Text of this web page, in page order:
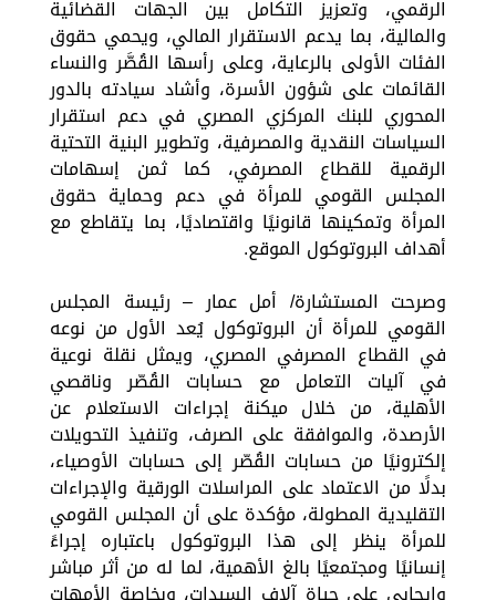
الرقمي، وتعزيز التكامل بين الجهات القضائية
والمالية، بما يدعم الاستقرار المالي، ويحمي حقوق
الفئات الأولى بالرعاية، وعلى رأسها القُصَّر والنساء
القائمات على شؤون الأسرة، وأشاد سيادته بالدور
المحوري للبنك المركزي المصري في دعم استقرار
السياسات النقدية والمصرفية، وتطوير البنية التحتية
الرقمية للقطاع المصرفي، كما ثمن إسهامات
المجلس القومي للمرأة في دعم وحماية حقوق
المرأة وتمكينها قانونيًا واقتصاديًا، بما يتقاطع مع
أهداف البروتوكول الموقع.
وصرحت المستشارة/ أمل عمار – رئيسة المجلس
القومي للمرأة أن البروتوكول يُعد الأول من نوعه
في القطاع المصرفي المصري، ويمثل نقلة نوعية
في آليات التعامل مع حسابات القُصّر وناقصي
الأهلية، من خلال ميكنة إجراءات الاستعلام عن
الأرصدة، والموافقة على الصرف، وتنفيذ التحويلات
إلكترونيًا من حسابات القُصّر إلى حسابات الأوصياء،
بدلًا من الاعتماد على المراسلات الورقية والإجراءات
التقليدية المطولة، مؤكدة على أن المجلس القومي
للمرأة ينظر إلى هذا البروتوكول باعتباره إجراءً
إنسانيًا ومجتمعيًا بالغ الأهمية، لما له من أثر مباشر